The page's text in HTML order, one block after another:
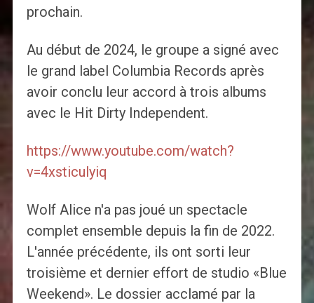
prochain.
Au début de 2024, le groupe a signé avec
le grand label Columbia Records après
avoir conclu leur accord à trois albums
avec le Hit Dirty Independent.
https://www.youtube.com/watch?
v=4xsticulyiq
Wolf Alice n'a pas joué un spectacle
complet ensemble depuis la fin de 2022.
L'année précédente, ils ont sorti leur
troisième et dernier effort de studio «Blue
Weekend». Le dossier acclamé par la